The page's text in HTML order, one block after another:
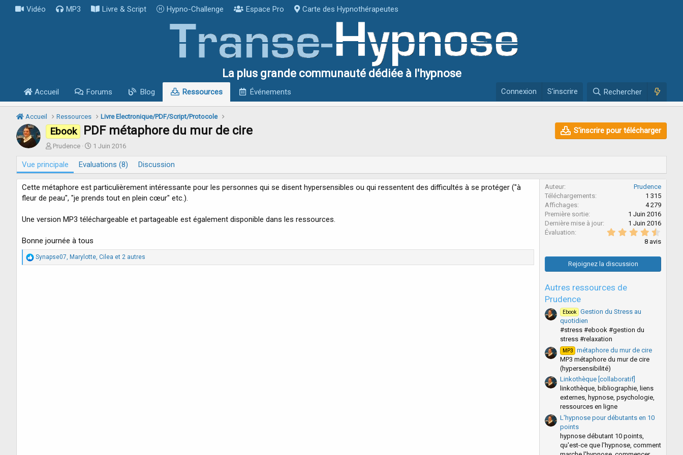
Vidéo MP3 Livre & Script Hypno-Challenge Espace Pro Carte des Hypnothérapeutes
La plus grande communauté dédiée à l'hypnose
Accueil Forums Blog Ressources Événements Connexion S'inscrire Rechercher
Accueil Ressources Livre Electronique/PDF/Script/Protocole
Ebook PDF métaphore du mur de cire S'inscrire pour télécharger
A
t
e
r
Prudence
D
t
e
e
c
é
o
n
1 Juin 2016
Vue principale Evaluations (8) Discussion
Cette métaphore est particulièrement intéressante pour les personnes qui se disent hypersensibles ou qui ressentent des difficultés à se protéger ("à
fleur de peau", "je prends tout en plein cœur" etc.).
Une version MP3 téléchargeable et partageable est également disponible dans les ressources.
Bonne journée à tous
R
é
Synapse07, Marylotte, Cilea et 2 autres
Auteur
Prudence
Téléchargements
1 315
Affichages
4 279
Première sortie
1 Juin 2016
Dernière mise à jour
1 Juin 2016
Évaluation
.
t
8 avis
Rejoignez la discussion
Autres ressources de
Prudence
Ebook Gestion du Stress au
quotidien
#stress #ebook #gestion du
stress #relaxation
MP3
métaphore du mur de cire
MP3 métaphore du mur de cire
(hypersensibilité)
Linkothèque [collaboratif]
linkothèque, bibliographie, liens
externes, hypnose, psychologie,
ressources en ligne
L'hypnose pour débutants en 10
points
hypnose débutant 10 points,
qu'est-ce que l'hypnose, comment